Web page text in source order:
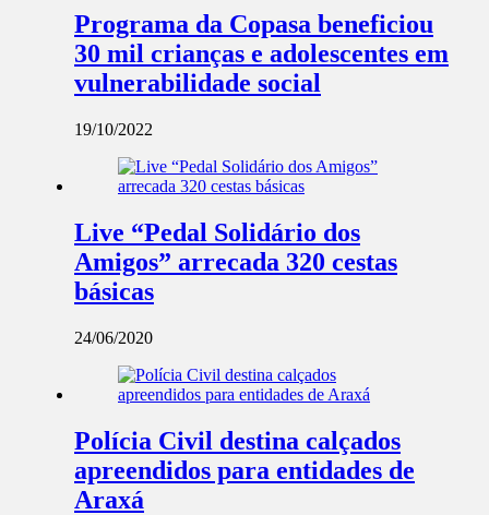
Programa da Copasa beneficiou
30 mil crianças e adolescentes em
vulnerabilidade social
19/10/2022
Live “Pedal Solidário dos
Amigos” arrecada 320 cestas
básicas
24/06/2020
Polícia Civil destina calçados
apreendidos para entidades de
Araxá